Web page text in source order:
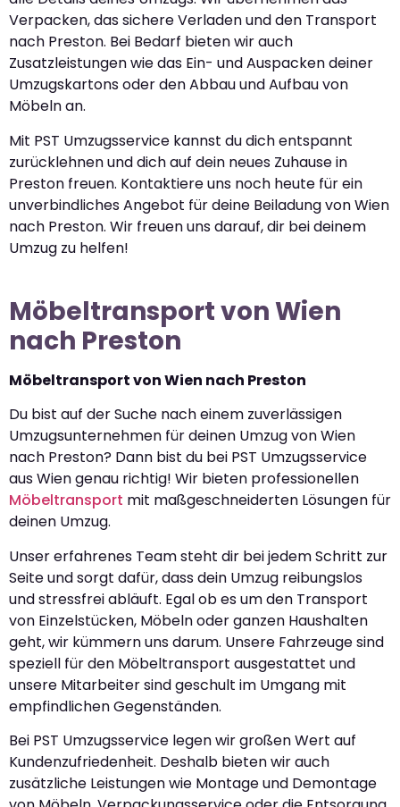
Verpacken, das sichere Verladen und den Transport
nach Preston. Bei Bedarf bieten wir auch
Zusatzleistungen wie das Ein- und Auspacken deiner
Umzugskartons oder den Abbau und Aufbau von
Möbeln an.
Mit PST Umzugsservice kannst du dich entspannt
zurücklehnen und dich auf dein neues Zuhause in
Preston freuen. Kontaktiere uns noch heute für ein
unverbindliches Angebot für deine Beiladung von Wien
nach Preston. Wir freuen uns darauf, dir bei deinem
Umzug zu helfen!
Möbeltransport von Wien
nach Preston
Möbeltransport von Wien nach Preston
Du bist auf der Suche nach einem zuverlässigen
Umzugsunternehmen für deinen Umzug von Wien
nach Preston? Dann bist du bei PST Umzugsservice
aus Wien genau richtig! Wir bieten professionellen
Möbeltransport mit maßgeschneiderten Lösungen für
deinen Umzug.
Unser erfahrenes Team steht dir bei jedem Schritt zur
Seite und sorgt dafür, dass dein Umzug reibungslos
und stressfrei abläuft. Egal ob es um den Transport
von Einzelstücken, Möbeln oder ganzen Haushalten
geht, wir kümmern uns darum. Unsere Fahrzeuge sind
speziell für den Möbeltransport ausgestattet und
unsere Mitarbeiter sind geschult im Umgang mit
empfindlichen Gegenständen.
Bei PST Umzugsservice legen wir großen Wert auf
Kundenzufriedenheit. Deshalb bieten wir auch
zusätzliche Leistungen wie Montage und Demontage